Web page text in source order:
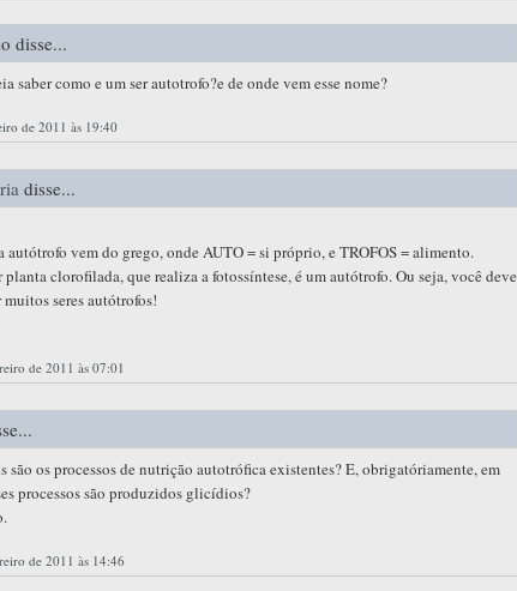
disse...
saber como e um ser autotrofo?e de onde vem esse nome?
de 2011 às 19:40
disse...
autótrofo vem do grego, onde AUTO = si próprio, e TROFOS = alimento.
planta clorofilada, que realiza a fotossíntese, é um autótrofo. Ou seja, você deve
seres autótrofos!
de 2011 às 07:01
são os processos de nutrição autotrófica existentes? E, obrigatóriamente, em
processos são produzidos glicídios?
de 2011 às 14:46